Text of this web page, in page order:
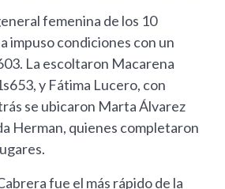
femenina de los 10
impuso condiciones con un
La escoltaron Macarena
y Fátima Lucero, con
se ubicaron Marta Álvarez
Herman, quienes completaron
fue el más rápido de la